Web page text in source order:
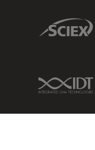
Sciex
IDT Link